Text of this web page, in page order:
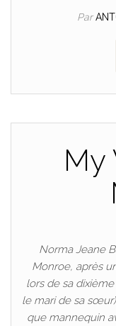
Par
My
Norma Jeane
Monroe, après
lors de sa
le mari de sa
que mannequin